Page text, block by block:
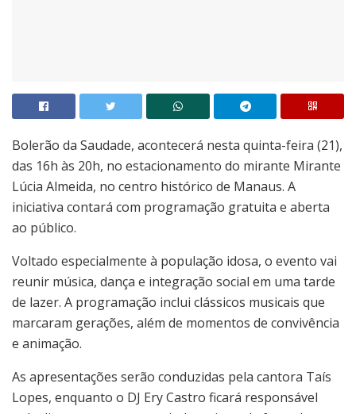
Bolerão da Saudade, acontecerá nesta quinta-feira (21),
das 16h às 20h, no estacionamento do mirante Mirante
Lúcia Almeida, no centro histórico de Manaus. A
iniciativa contará com programação gratuita e aberta
ao público.
Voltado especialmente à população idosa, o evento vai
reunir música, dança e integração social em uma tarde
de lazer. A programação inclui clássicos musicais que
marcaram gerações, além de momentos de convivência
e animação.
As apresentações serão conduzidas pela cantora Taís
Lopes, enquanto o DJ Ery Castro ficará responsável